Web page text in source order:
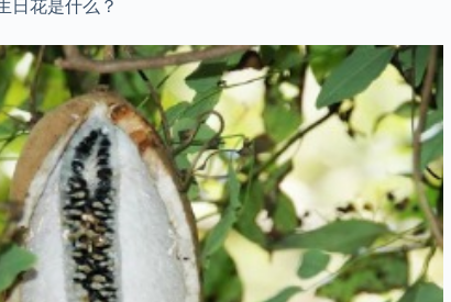
日花是什么？